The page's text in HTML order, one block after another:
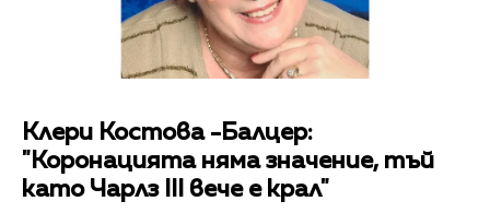
Клери Костова -Балцер:
"Коронацията няма значение, тъй
като Чарлз III вече е крал"